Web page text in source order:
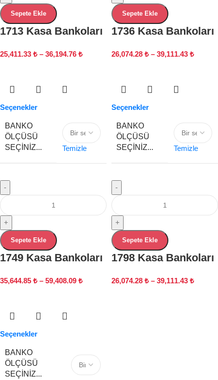
Sepete Ekle
1713 Kasa Bankoları
25,411.33 ₺ – 36,194.76 ₺
Sepete Ekle
1736 Kasa Bankoları
26,074.28 ₺ – 39,111.43 ₺
Seçenekler
BANKO
ÖLÇÜSÜ
SEÇINIZ...
Temizle
-
+
Sepete Ekle
1749 Kasa Bankoları
35,644.85 ₺ – 59,408.09 ₺
Seçenekler
BANKO
ÖLÇÜSÜ
SEÇINIZ...
Temizle
-
+
Sepete Ekle
1798 Kasa Bankoları
26,074.28 ₺ – 39,111.43 ₺
Seçenekler
BANKO
ÖLÇÜSÜ
SEÇINIZ...